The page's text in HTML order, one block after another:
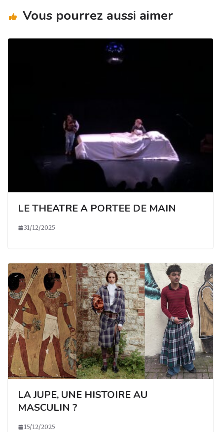
Vous pourrez aussi aimer
LE THEATRE A PORTEE DE MAIN
31/12/2025
LA JUPE, UNE HISTOIRE AU
MASCULIN ?
15/12/2025